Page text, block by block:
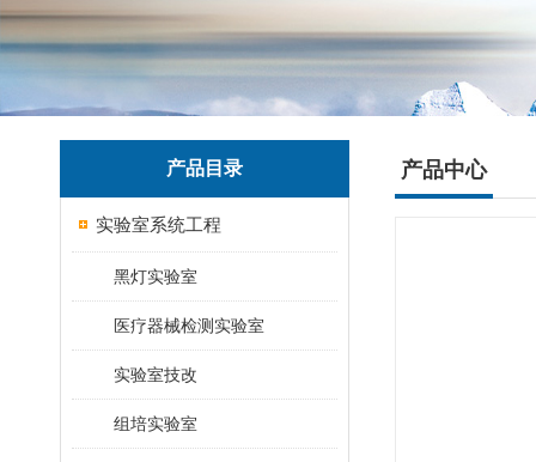
产品目录
实验室系统工程
黑灯实验室
医疗器械检测实验室
实验室技改
组培实验室
产品中心